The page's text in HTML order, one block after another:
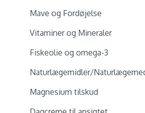
Mave og Fordøjelse
Vitaminer og Mineraler
Fiskeolie og omega-3
Naturlægemidler/
Magnesium tilskud